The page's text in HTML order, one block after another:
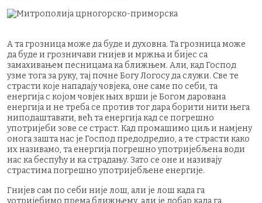
А та грозница може да буде и духовна. Та грозница може
да буде и грозничави гнијев и мржња и бијес са
замахивањем песницама ка ближњем. Али, кад Господ
узме тога за руку, тај почне Богу Логосу да служи. Све те
страсти које нападају човјека, оне саме по себи, та
енергија с којом човјек њих врши је Богом дарована
енергија и не треба се против тог дара борити нити њега
ниподаштавати, већ та енергија кад се погрешно
употријеби зове се страст. Кад промашимо циљ и намјену
онога зашта нас је Господ предодредио, а те страсти како
их називамо, та енергија погрешно употријебљена води
нас ка беспућу и ка страдању. Зато се оне и називају
страстима погрешно употријебљене енергије.
Гнијев сам по себи није лош, али је лош када га